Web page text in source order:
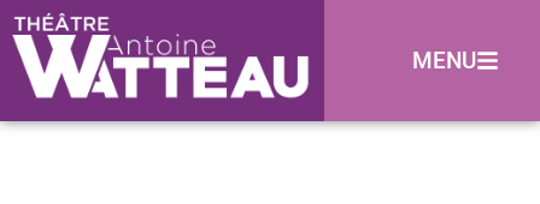
MENU